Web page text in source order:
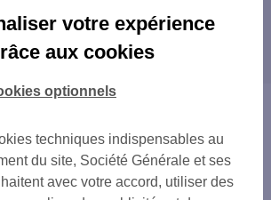
NUGER
JACQUES
dans les villes à proximité
FD LE BREZET
votre expérience
aux cookies
techniques indispensables au
du site, Société Générale et ses
avec votre accord, utiliser des
optionnels